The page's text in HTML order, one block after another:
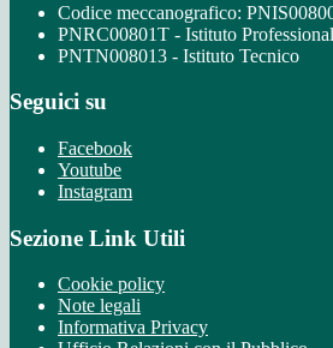
Codice meccanografico:
PNRC00801T - Istituto
PNTN008013 - Istituto Tecnico
Seguici su
Facebook
Youtube
Instagram
Sezione Link Utili
Cookie policy
Note legali
Informativa Privacy